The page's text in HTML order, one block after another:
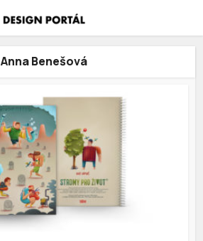
Anna Benešová